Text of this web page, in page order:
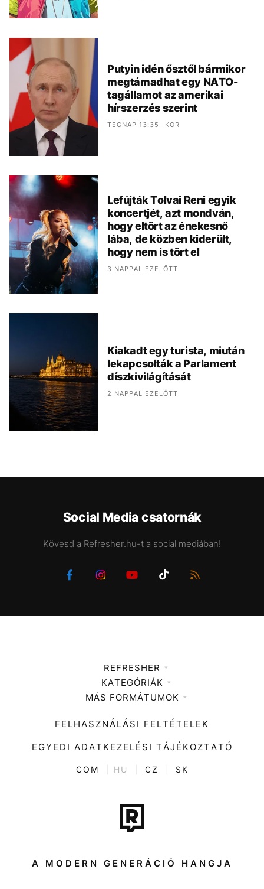
Putyin idén ősztől bármikor
megtámadhat egy NATO-
tagállamot az amerikai
hírszerzés szerint
TEGNAP 13:35 -KOR
Lefújták Tolvai Reni egyik
koncertjét, azt mondván,
hogy eltört az énekesnő
lába, de közben kiderült,
hogy nem is tört el
3 NAPPAL EZELŐTT
Kiakadt egy turista, miután
lekapcsolták a Parlament
díszkivilágítását
2 NAPPAL EZELŐTT
Social Media csatornák
Kövesd a Refresher.hu-t a social mediában!
REFRESHER
Médiaajánlat
KATEGÓRIÁK
Zene
Divat
Kultúra
ENTR
Tech-Tudomány
Sport
Társadalom
MÁS FORMÁTUMOK
FELHASZNÁLÁSI FELTÉTELEK
EGYEDI ADATKEZELÉSI TÁJÉKOZTATÓ
COM HU CZ SK
A MODERN GENERÁCIÓ HANGJA